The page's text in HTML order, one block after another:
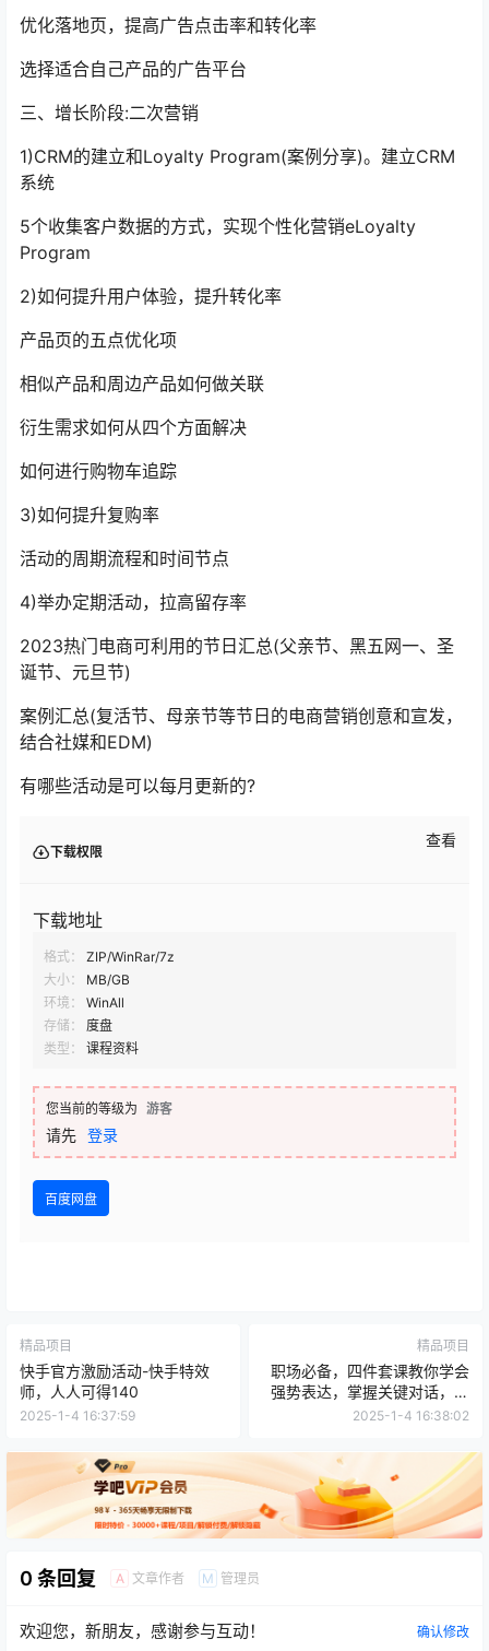
优化落地页，提高广告点击率和转化率
选择适合自己产品的广告平台
三、增长阶段:二次营销
1)CRM的建立和Loyalty Program(案例分享)。建立CRM
系统
5个收集客户数据的方式，实现个性化营销eLoyalty
Program
2)如何提升用户体验，提升转化率
产品页的五点优化项
相似产品和周边产品如何做关联
衍生需求如何从四个方面解决
如何进行购物车追踪
3)如何提升复购率
活动的周期流程和时间节点
4)举办定期活动，拉高留存率
2023热门电商可利用的节日汇总(父亲节、黑五网一、圣
诞节、元旦节)
案例汇总(复活节、母亲节等节日的电商营销创意和宣发，
结合社媒和EDM)
有哪些活动是可以每月更新的?
下载权限
查看
下载地址
格式：
ZIP/WinRar/7z
大小：
MB/GB
环境：
WinAll
存储：
度盘
类型：
课程资料
您当前的等级为 游客
请先 登录
百度网盘
精品项目
快手官方激励活动-快手特效
师，人人可得140
2025-1-4 16:37:59
精品项目
职场必备，四件套课教你学会
强势表达，掌握关键对话，提
升职场竞争力
2025-1-4 16:38:02
0 条回复 A 文章作者 M 管理员
欢迎您，新朋友，感谢参与互动！ 确认修改